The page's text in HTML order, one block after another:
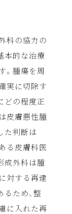
科の協力の
本的な治療
。腫瘍を周
実に切除す
どの程度正
皮膚悪性腫
た判断は
る皮膚科医
成外科は腫
対する再建
ため、整
に入れた再